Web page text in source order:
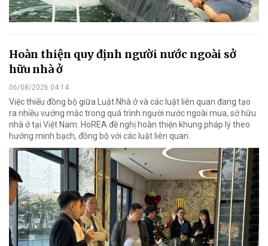
Hoàn thiện quy định người nước ngoài sở
hữu nhà ở
06/08/2026 04:14
Việc thiếu đồng bộ giữa Luật Nhà ở và các luật liên quan đang tạo
ra nhiều vướng mắc trong quá trình người nước ngoài mua, sở hữu
nhà ở tại Việt Nam. HoREA đề nghị hoàn thiện khung pháp lý theo
hướng minh bạch, đồng bộ với các luật liên quan.